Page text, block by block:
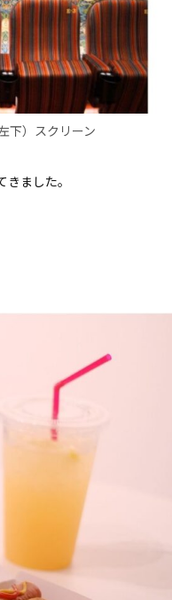
下）スクリーン
ました。